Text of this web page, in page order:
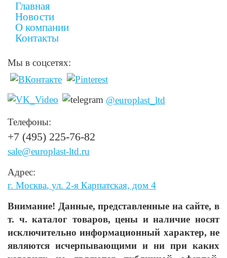
Главная
Новости
О компании
Контакты
Мы в соцсетях:
@europlast_ltd
Телефоны:
+7 (495) 225-76-82
sale@europlast-ltd.ru
Адрес:
г. Москва, ул. 2-я Карпатская, дом 4
Внимание! Данные, представленные на сайте, в
т. ч. каталог товаров, цены и наличие носят
исключительно информационный характер, не
являются исчерпывающими и ни при каких